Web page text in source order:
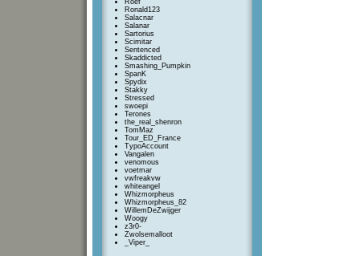
Roef
Ronald123
Salacnar
Salanar
Sartorius
Scimitar
Sentenced
Skaddicted
Smashing_Pumpkin
SpanK
Spydix
Stakky
Stressed
swoepi
Terones
the_real_shenron
TomMaz
Tour_ED_France
TypoAccount
Vangalen
venomous
voetmar
vwfreakvw
whiteangel
Whizmorpheus
Whizmorpheus_82
WillemDeZwijger
Woogy
z3r0-
Zwolsemalloot
_Viper_